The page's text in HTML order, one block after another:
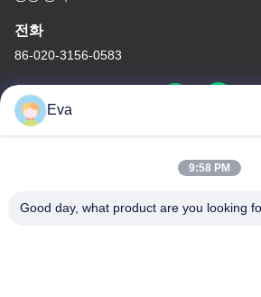
전화
86-020-3156-0583
개인정보 보호 정책|사이
중국 좋은 품질 폐쇄형 흡입 시스템 공급자.
Eva
9:58 PM
Good day, what product are you looking